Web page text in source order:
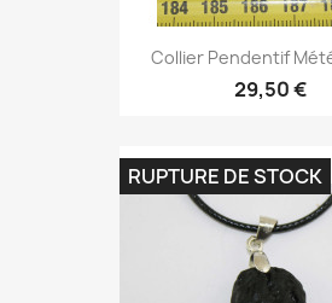
Collier Pendentif
29,50 €
RUPTURE DE STOCK